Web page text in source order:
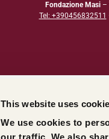
This website uses
We use cookies to
our traffic. We also
Fondazione Masi–
Tel: +390456832511